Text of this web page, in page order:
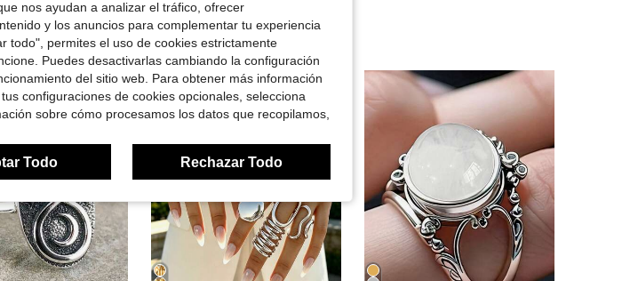
nos ayudan a analizar el tráfico, ofrecer
y los anuncios para complementar tu experiencia
todo", permites el uso de cookies estrictamente
Puedes desactivarlas cambiando la configuración
del sitio web. Para obtener más información
configuraciones de cookies opcionales, selecciona
sobre cómo procesamos los datos que recopilamos,
Todo Rechazar Todo